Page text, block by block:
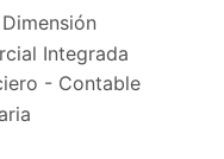
Integrada
- Contable